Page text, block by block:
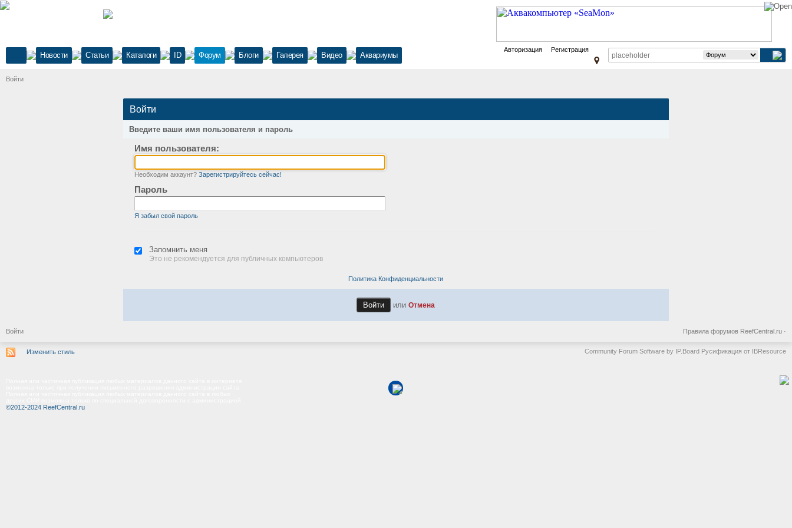
Новости Статьи Каталоги ID Форум Блоги Галерея Видео Аквариумы
Авторизация Регистрация
Войти
Войти
Введите ваши имя пользователя и пароль
Имя пользователя:
Необходим аккаунт? Зарегистрируйтесь сейчас!
Пароль
Я забыл свой пароль
Запомнить меня
Это не рекомендуется для публичных компьютеров
Политика Конфиденциальности
илиОтмена
Войти Правила форумов ReefCentral.ru ·
Изменить стиль Community Forum Software by IP.Board Русификация от IBResource
©2012-2024 ReefCentral.ru